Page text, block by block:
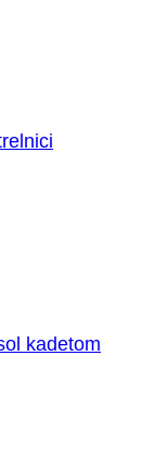
kadetom